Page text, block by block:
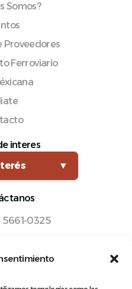
Somos?
Proveedores
Ferroviario
interes
▼
5661-0325
133, Cuauhtémoc,